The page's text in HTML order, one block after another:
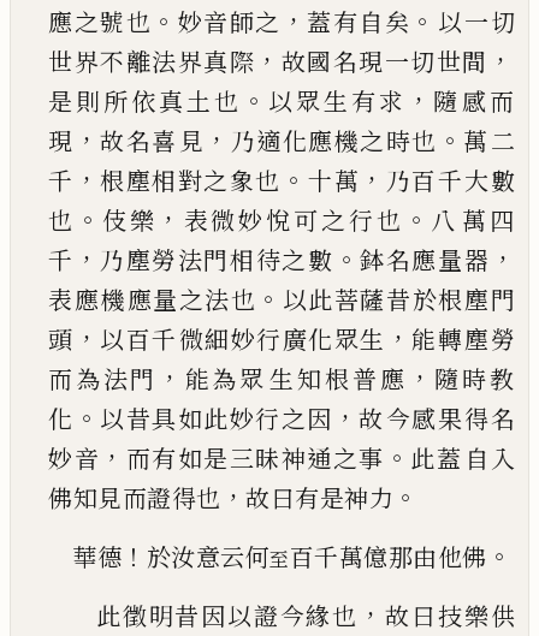
應之號也 。 妙音師之 ， 蓋有自矣 。 以一切
世界不離法界真際 ， 故國名現一切世間 ，
是則所依真土也 。 以眾生有求 ， 隨感而
現 ， 故名喜 見 ， 乃適化應機之時也 。 萬二
千 ， 根塵相對之象也 。 十萬 ， 乃百千大數
也 。 伎樂 ， 表微妙悅可之行也 。 八 萬四
千 ， 乃塵勞法門相待之數 。 鉢名應量器 ，
表應機應量之法也 。 以此菩薩昔於根塵門
頭 ， 以百千微細妙行廣化眾生 ， 能轉塵勞
而為法門 ， 能為眾生知根普應 ， 隨時教
化 。 以昔具如此妙行之因 ， 故今感果得名
妙音 ， 而有如是三昧神通之事 。 此蓋 自入
佛知見而證得也 ， 故曰有是神力 。
華德 ！ 於汝意云何至百千萬億那由他佛 。
此徵明昔因以證今緣也 ， 故曰技樂供